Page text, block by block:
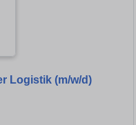
Logistik (m/w/d)